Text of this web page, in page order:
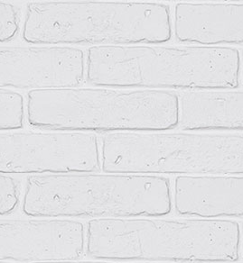
сети напряжением 380/220В
от перегрузок и короткого замыкания.
в сутки) оперативные включения и
модернизации шкафа с
собой сварную
(автоматические
и др. при необходимости), с дверцей,
исполнении, с вводными зажимами
комплектно с встроенной
обеспечивают присоединение
расположены нулевая рабочая и